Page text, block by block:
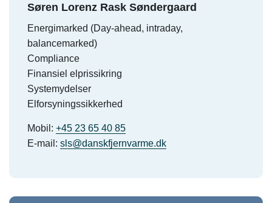
Søren Lorenz Rask Søndergaard
Energimarked (Day-ahead, intraday,
balancemarked)
Compliance
Finansiel elprissikring
Systemydelser
Elforsyningssikkerhed
Mobil: +45 23 65 40 85
E-mail: sls@danskfjernvarme.dk